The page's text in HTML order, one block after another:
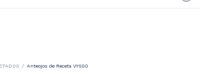
/ Anteojos de Receta VYSSO